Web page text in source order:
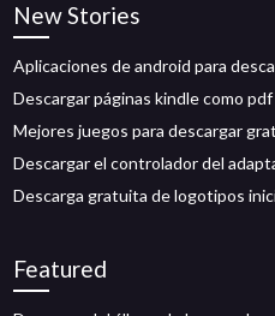
New Stories
Aplicaciones de android para
Descargar páginas kindle como pdf
Mejores juegos para descargar
Descargar el controlador del
Descarga gratuita de logotipos
Featured